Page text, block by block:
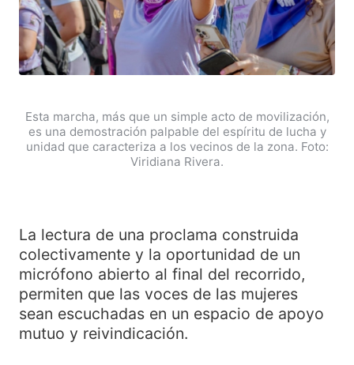
Esta marcha, más que un simple acto de movilización,
es una demostración palpable del espíritu de lucha y
unidad que caracteriza a los vecinos de la zona. Foto:
Viridiana Rivera.
La lectura de una proclama construida
colectivamente y la oportunidad de un
micrófono abierto al final del recorrido,
permiten que las voces de las mujeres
sean escuchadas en un espacio de apoyo
mutuo y reivindicación.